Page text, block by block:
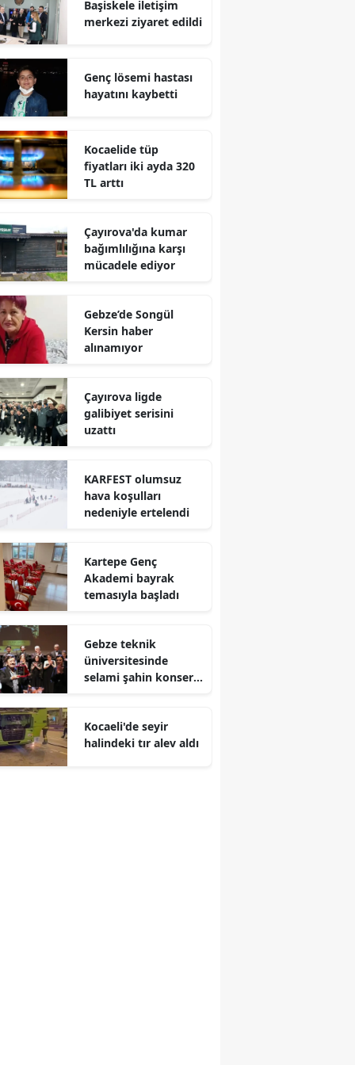
Bilecik
Bitlis
Burdur
Bursa
Çankırı
Denizli
Diyarbakır
Elazığ
Erzincan
Erzurum
Eskişehir
Giresun
Gümüşhane
Hatay
Mersin
Başiskele iletişim
merkezi ziyaret edildi
Genç lösemi hastası
hayatını kaybetti
Kocaelide tüp
fiyatları iki ayda 320
TL arttı
Çayırova'da kumar
bağımlılığına karşı
mücadele ediyor
Gebze’de Songül
Kersin haber
alınamıyor
Çayırova ligde
galibiyet serisini
uzattı
KARFEST olumsuz
hava koşulları
nedeniyle ertelendi
Kartepe Genç
Akademi bayrak
temasıyla başladı
Gebze teknik
üniversitesinde
selami şahin konseri
Kocaeli'de seyir
halindeki tır alev aldı